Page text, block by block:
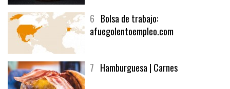
6Bolsa de trabajo: